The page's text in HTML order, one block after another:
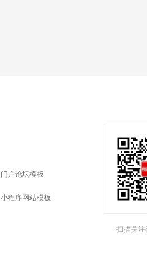
门户论坛模板
小程序网站模板
扫描关注